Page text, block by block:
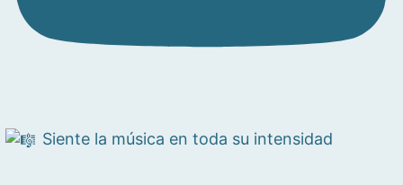
Siente la música en toda su intensidad